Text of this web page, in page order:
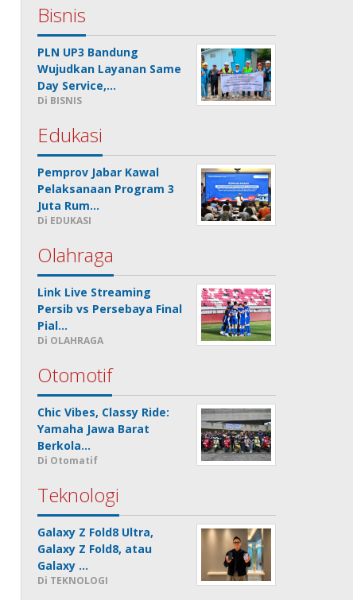
Bisnis
PLN UP3 Bandung
Wujudkan Layanan Same
Day Service,…
Di BISNIS
Edukasi
Pemprov Jabar Kawal
Pelaksanaan Program 3
Juta Rum…
Di EDUKASI
Olahraga
Link Live Streaming
Persib vs Persebaya Final
Pial…
Di OLAHRAGA
Otomotif
Chic Vibes, Classy Ride:
Yamaha Jawa Barat
Berkola…
Di Otomatif
Teknologi
Galaxy Z Fold8 Ultra,
Galaxy Z Fold8, atau
Galaxy …
Di TEKNOLOGI